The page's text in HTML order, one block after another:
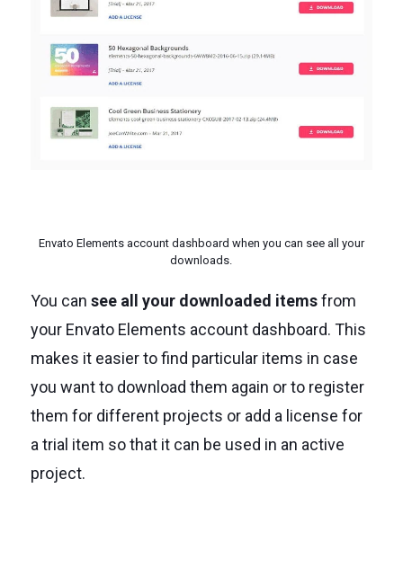
Envato Elements account dashboard when you can see all your
downloads.
You can see all your downloaded itemsfrom
your Envato Elements account dashboard. This
makes it easier to find particular items in case
you want to download them again or to register
them for different projects or add a license for
a trial item so that it can be used in an active
project.